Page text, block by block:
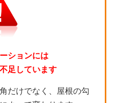
ションには
足しています
だけでなく、屋根の勾